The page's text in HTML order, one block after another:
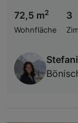
72,5 m2
Wohnfläche
3